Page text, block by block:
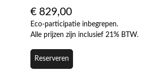
€ 829,00
Eco-participatie inbegrepen.
Alle prijzen zijn inclusief 21% BTW.
Reserveren